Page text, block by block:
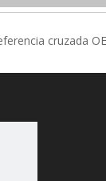
cruzada